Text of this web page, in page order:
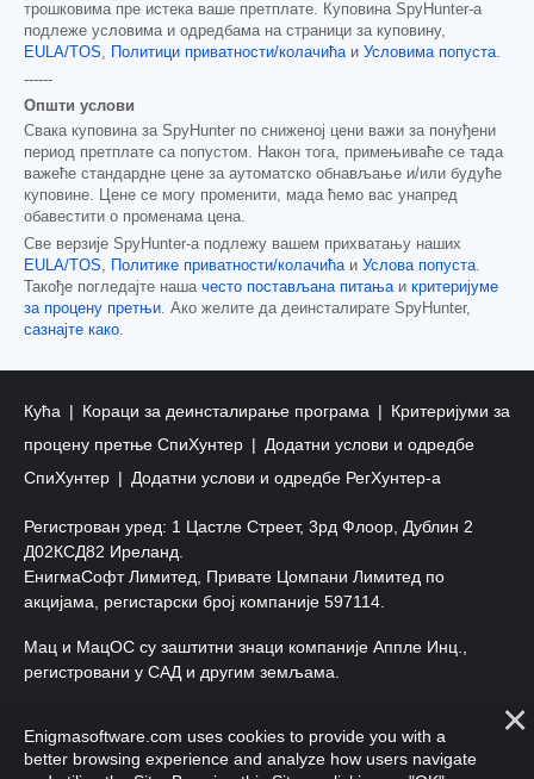
трошковима пре истека ваше претплате. Куповина SpyHunter-а
подлеже условима и одредбама на страници за куповину,
EULA/TOS, Политици приватности/колачићаи Условима попуста.
------
Општи услови
Свака куповина за SpyHunter по сниженој цени важи за понуђени
период претплате са попустом. Након тога, примењиваће се тада
важеће стандардне цене за аутоматско обнављање и/или будуће
куповине. Цене се могу променити, мада ћемо вас унапред
обавестити о променама цена.
Све верзије SpyHunter-а подлежу вашем прихватању наших
EULA/TOS, Политике приватности/колачићаи Услова попуста.
Такође погледајте наша често постављана питањаи критеријуме
за процену претњи. Ако желите да деинсталирате SpyHunter,
сазнајте како.
Кућа Кораци за деинсталирање програма
Критеријуми за
процену претње СпиХунтер
Додатни услови и одредбе
СпиХунтер
Додатни услови и одредбе РегХунтер-а
Регистрован уред: 1 Цастле Стреет, 3рд Флоор, Дублин 2
Д02КСД82 Иреланд.
ЕнигмаСофт Лимитед, Привате Цомпани Лимитед по
акцијама, регистарски број компаније 597114.
Мац и МацОС су заштитни знаци компаније Аппле Инц.,
регистровани у САД и другим земљама.
задржана.
Enigmasoftware.com uses cookies to provide you with a
better browsing experience and analyze how users navigate